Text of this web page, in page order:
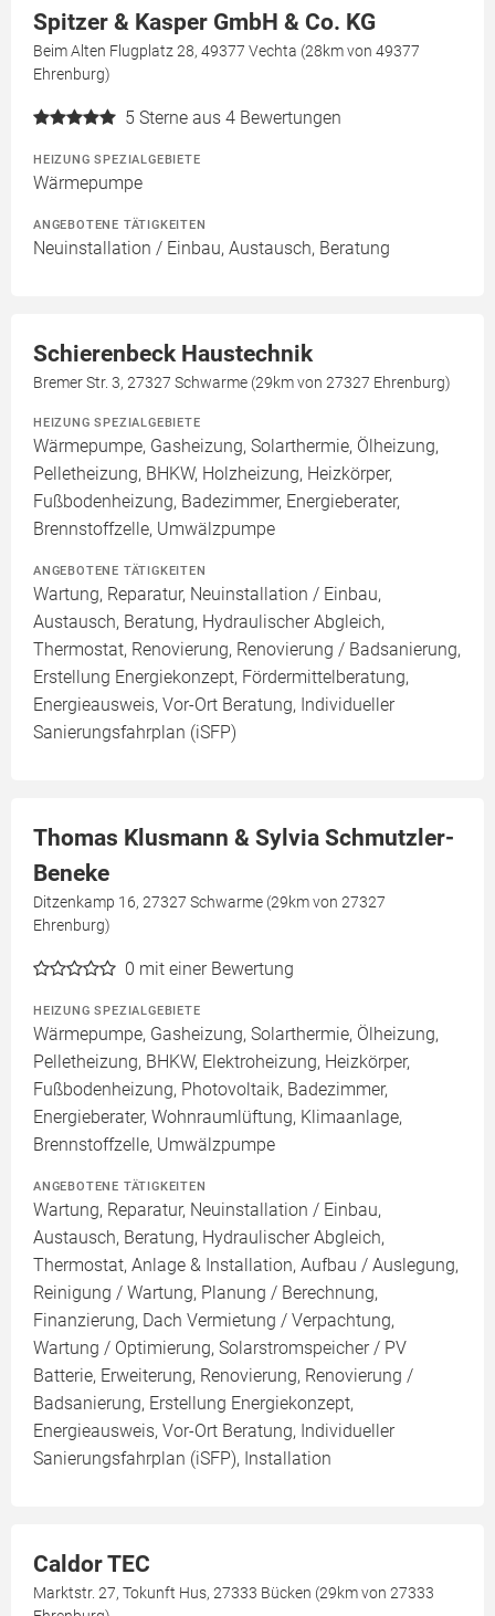
Spitzer & Kasper GmbH & Co. KG
Beim Alten Flugplatz 28, 49377 Vechta (28km von 49377
Ehrenburg)
5 Sterne aus 4 Bewertungen
HEIZUNG SPEZIALGEBIETE
Wärmepumpe
ANGEBOTENE TÄTIGKEITEN
Neuinstallation / Einbau, Austausch, Beratung
Schierenbeck Haustechnik
Bremer Str. 3, 27327 Schwarme (29km von 27327 Ehrenburg)
HEIZUNG SPEZIALGEBIETE
Wärmepumpe, Gasheizung, Solarthermie, Ölheizung,
Pelletheizung, BHKW, Holzheizung, Heizkörper,
Fußbodenheizung, Badezimmer, Energieberater,
Brennstoffzelle, Umwälzpumpe
ANGEBOTENE TÄTIGKEITEN
Wartung, Reparatur, Neuinstallation / Einbau,
Austausch, Beratung, Hydraulischer Abgleich,
Thermostat, Renovierung, Renovierung / Badsanierung,
Erstellung Energiekonzept, Fördermittelberatung,
Energieausweis, Vor-Ort Beratung, Individueller
Sanierungsfahrplan (iSFP)
Thomas Klusmann & Sylvia Schmutzler-
Beneke
Ditzenkamp 16, 27327 Schwarme (29km von 27327
Ehrenburg)
0 mit einer Bewertung
HEIZUNG SPEZIALGEBIETE
Wärmepumpe, Gasheizung, Solarthermie, Ölheizung,
Pelletheizung, BHKW, Elektroheizung, Heizkörper,
Fußbodenheizung, Photovoltaik, Badezimmer,
Energieberater, Wohnraumlüftung, Klimaanlage,
Brennstoffzelle, Umwälzpumpe
ANGEBOTENE TÄTIGKEITEN
Wartung, Reparatur, Neuinstallation / Einbau,
Austausch, Beratung, Hydraulischer Abgleich,
Thermostat, Anlage & Installation, Aufbau / Auslegung,
Reinigung / Wartung, Planung / Berechnung,
Finanzierung, Dach Vermietung / Verpachtung,
Wartung / Optimierung, Solarstromspeicher / PV
Batterie, Erweiterung, Renovierung, Renovierung /
Badsanierung, Erstellung Energiekonzept,
Energieausweis, Vor-Ort Beratung, Individueller
Sanierungsfahrplan (iSFP), Installation
Caldor TEC
Marktstr. 27, Tokunft Hus, 27333 Bücken (29km von 27333